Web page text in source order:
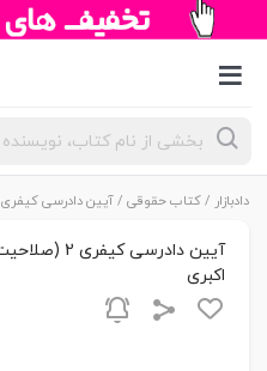
جستجوی
محصولات
دادبازار /کتاب حقوقی /آیین دادرسی کیفری
آیین
اکبری